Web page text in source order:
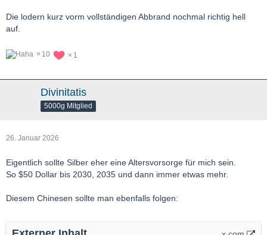
Die lodern kurz vorm vollständigen Abbrand nochmal richtig hell
auf.
10 1
Divinitatis
5000g Mitglied
26. Januar 2026
Eigentlich sollte Silber eher eine Altersvorsorge für mich sein.
So $50 Dollar bis 2030, 2035 und dann immer etwas mehr.
Diesem Chinesen sollte man ebenfalls folgen: